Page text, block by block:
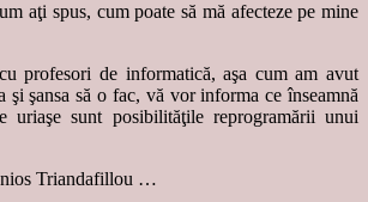
aţi spus, cum poate să mă afecteze pe mine
profesori de informatică, aşa cum am avut
şi şansa să o fac, vă vor informa ce înseamnă
uriaşe sunt posibilităţile reprogramării unui
Triandafillou …